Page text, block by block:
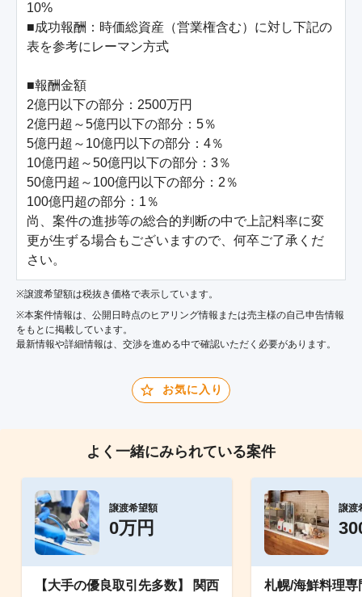
10%
■成功報酬：時価総資産（営業権含む）に対し下記の
表を参考にレーマン方式
■報酬金額
2億円以下の部分：2500万円
2億円超～5億円以下の部分：5％
5億円超～10億円以下の部分：4％
10億円超～50億円以下の部分：3％
50億円超～100億円以下の部分：2％
100億円超の部分：1％
尚、案件の進捗等の総合的判断の中で上記料率に変
更が生ずる場合もございますので、何卒ご了承くだ
さい。
※譲渡希望額は税抜き価格で表示しています。
※本案件情報は、公開日時点のヒアリング情報または売主様の自己申告情報
をもとに掲載しています。
最新情報や詳細情報は、交渉を進める中で確認いただく必要があります。
お気に入り
よく一緒にみられている案件
譲渡希望額
0万円
【大手の優良取引先多数】 関西
譲渡
札幌/海鮮料理専